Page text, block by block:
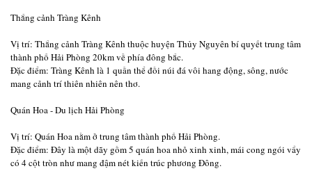
Thắng cảnh Tràng Kênh
Vị trí: Thắng cảnh Tràng Kênh thuộc huyện Thủy Nguyên bí quyết trung tâm
thành phố Hải Phòng 20km về phía đông bắc.
Ðặc điểm: Tràng Kênh là 1 quần thể đồi núi đá vôi hang động, sông, nước
mang cảnh trí thiên nhiên nên thơ.
Quán Hoa - Du lịch Hải Phòng
Vị trí: Quán Hoa nằm ở trung tâm thành phố Hải Phòng.
Ðặc điểm: Đây là một dãy gồm 5 quán hoa nhỏ xinh xinh, mái cong ngói vẩy
có 4 cột tròn như mang đậm nét kiến trúc phương Đông.